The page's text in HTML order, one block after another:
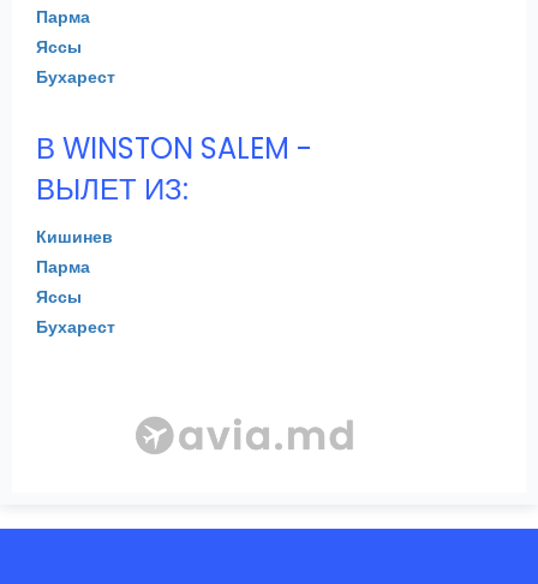
Парма
Яссы
Бухарест
В WINSTON SALEM -
ВЫЛЕТ ИЗ:
Кишинев
Парма
Яссы
Бухарест